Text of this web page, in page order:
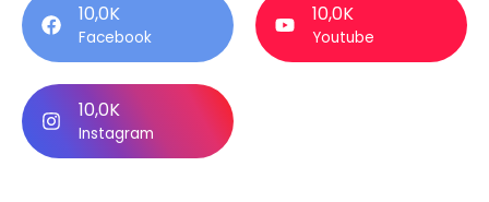
10,0K
Facebook
10,0K
Youtube
10,0K
Instagram